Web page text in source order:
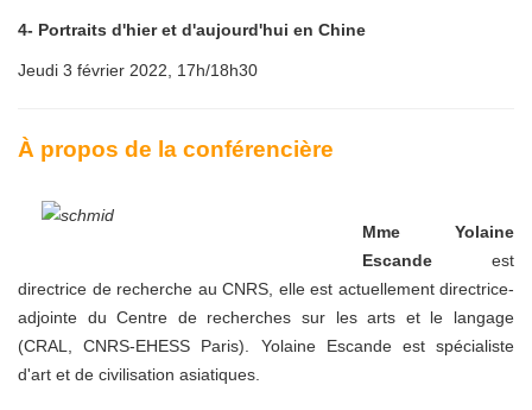
4- Portraits d'hier et d'aujourd'hui en Chine
Jeudi 3 février 2022, 17h/18h30
À propos de la conférencière
Mme Yolaine
Escande est
directrice de recherche au CNRS, elle est actuellement directrice-
adjointe du Centre de recherches sur les arts et le langage
(CRAL, CNRS-EHESS Paris). Yolaine Escande est spécialiste
d'art et de civilisation asiatiques.